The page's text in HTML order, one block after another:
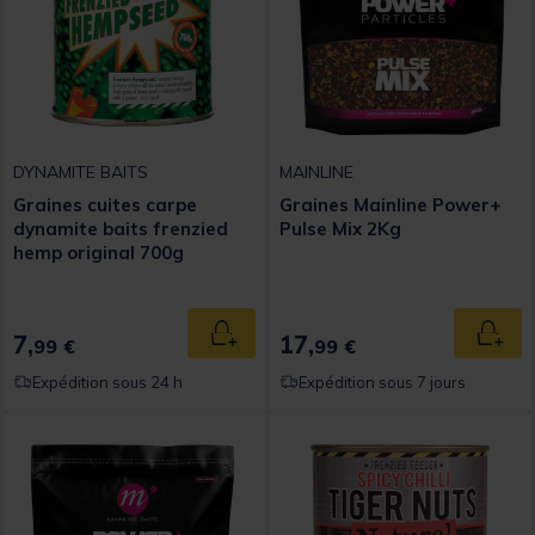
DYNAMITE BAITS
Graines cuites carpe
dynamite baits frenzied
hemp original 700g
7,99 € Ajouter au panier
Expédition sous 24 h
MAINLINE
Graines Mainline Power+
Pulse Mix 2Kg
17,99 €
Expédition sous 7 jours